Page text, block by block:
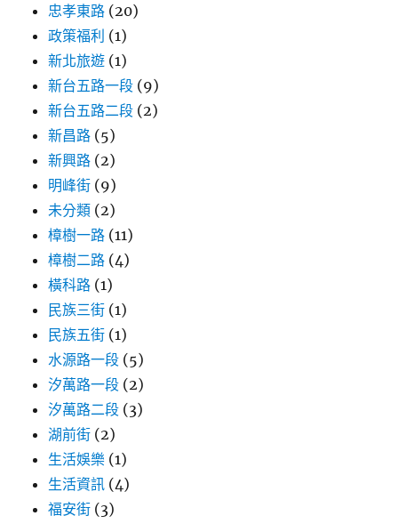
忠孝東路 (20)
政策福利 (1)
新北旅遊 (1)
新台五路一段 (9)
新台五路二段 (2)
新昌路 (5)
新興路 (2)
明峰街 (9)
未分類 (2)
樟樹一路 (11)
樟樹二路 (4)
橫科路 (1)
民族三街 (1)
民族五街 (1)
水源路一段 (5)
汐萬路一段 (2)
汐萬路二段 (3)
湖前街 (2)
生活娛樂 (1)
生活資訊 (4)
福安街 (3)